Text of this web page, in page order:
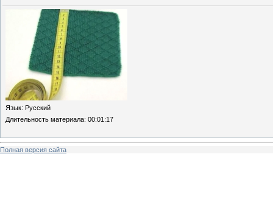
Язык: Русский
Длительность материала: 00:01:17
Полная версия сайта